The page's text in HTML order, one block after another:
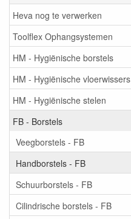
Heva nog te verwerken
Toolflex Ophangsystemen
HM - Hygiënische borstels
HM - Hygiënische vloerwissers
HM - Hygiënische stelen
FB - Borstels
Veegborstels - FB
Handborstels - FB
Schuurborstels - FB
Cilindrische borstels - FB